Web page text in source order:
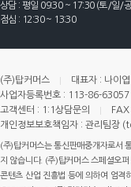
상담 : 평일 09:30 ~ 17:30 (토/일/
점심 : 12:30 ~ 13:30
(주)탑커머스 대표자 : 나이엽
사업자등록번호 : 113-86-63057
고객센터 : 1:1상담문의
개인정보보호책임자 : 관리팀
(주)탑커머스는 통신판매중개자로서
지 않습니다. (주)탑커머스 스페셜오
콘텐츠 산업 진흥법 등에 의하여 엄격